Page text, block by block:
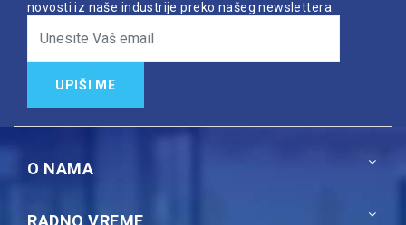
novosti iz naše industrije preko našeg newslettera.
UPIŠI ME
O NAMA
RADNO VREME